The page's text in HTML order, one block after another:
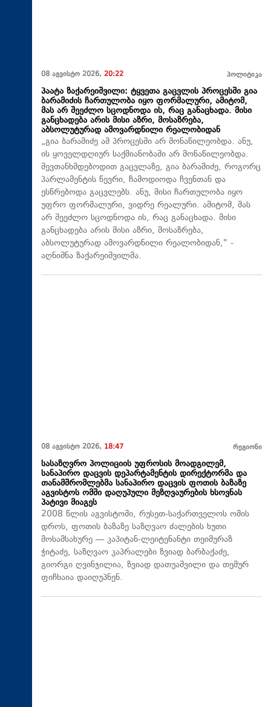
08 აგვისტო 2026, 20:22 პოლიტიკა
პაატა ზაქარეიშვილი: ტყვეთა გაცვლის პროცესში გია
ბარამიძის ჩართულობა იყო ფორმალური, ამიტომ,
მას არ შეეძლო სცოდნოდა ის, რაც განაცხადა. მისი
განცხადება არის მისი აზრი, მოსაზრება,
აბსოლუტურად ამოვარდნილი რეალობიდან
„გია ბარამიძე ამ პროცესში არ მონაწილეობდა. ანუ,
ის ყოველდღიურ საქმიანობაში არ მონაწილეობდა.
შევთანხმდებოდით გაცვლაზე, გია ბარამიძე, როგორც
პარლამენტის წევრი, ჩამოდიოდა ჩვენთან და
ესწრებოდა გაცვლებს. ანუ, მისი ჩართულობა იყო
უფრო ფორმალური, ვიდრე რეალური. ამიტომ, მას
არ შეეძლო სცოდნოდა ის, რაც განაცხადა. მისი
განცხადება არის მისი აზრი, მოსაზრება,
აბსოლუტურად ამოვარდნილი რეალობიდან," -
აღნიშნა ზაქარეიშვილმა.
08 აგვისტო 2026, 18:47 რეგიონი
სასაზღვრო პოლიციის უფროსის მოადგილემ,
სანაპირო დაცვის დეპარტამენტის დირექტორმა და
თანამშრომლებმა სანაპირო დაცვის ფოთის ბაზაზე
აგვისტოს ომში დაღუპული მეზღვაურების ხსოვნას
პატივი მიაგეს
2008 წლის აგვისტოში, რუსეთ-საქართველოს ომის
დროს, ფოთის ბაზაზე საზღვაო ძალების ხუთი
მოსამსახურე — კაპიტან-ლეიტენანტი თეიმურაზ
ჭიტაძე, საზღვაო კაპრალები ზვიად ბარბაქაძე,
გიორგი ღვინჯილია, ზვიად დათუაშვილი და თემურ
ფიჩხაია დაიღუპნენ.